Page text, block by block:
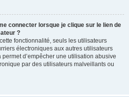
connecter lorsque je clique sur le lien de
?
fonctionnalité, seuls les utilisateurs
électroniques aux autres utilisateurs
d’empêcher une utilisation abusive
par des utilisateurs malveillants ou